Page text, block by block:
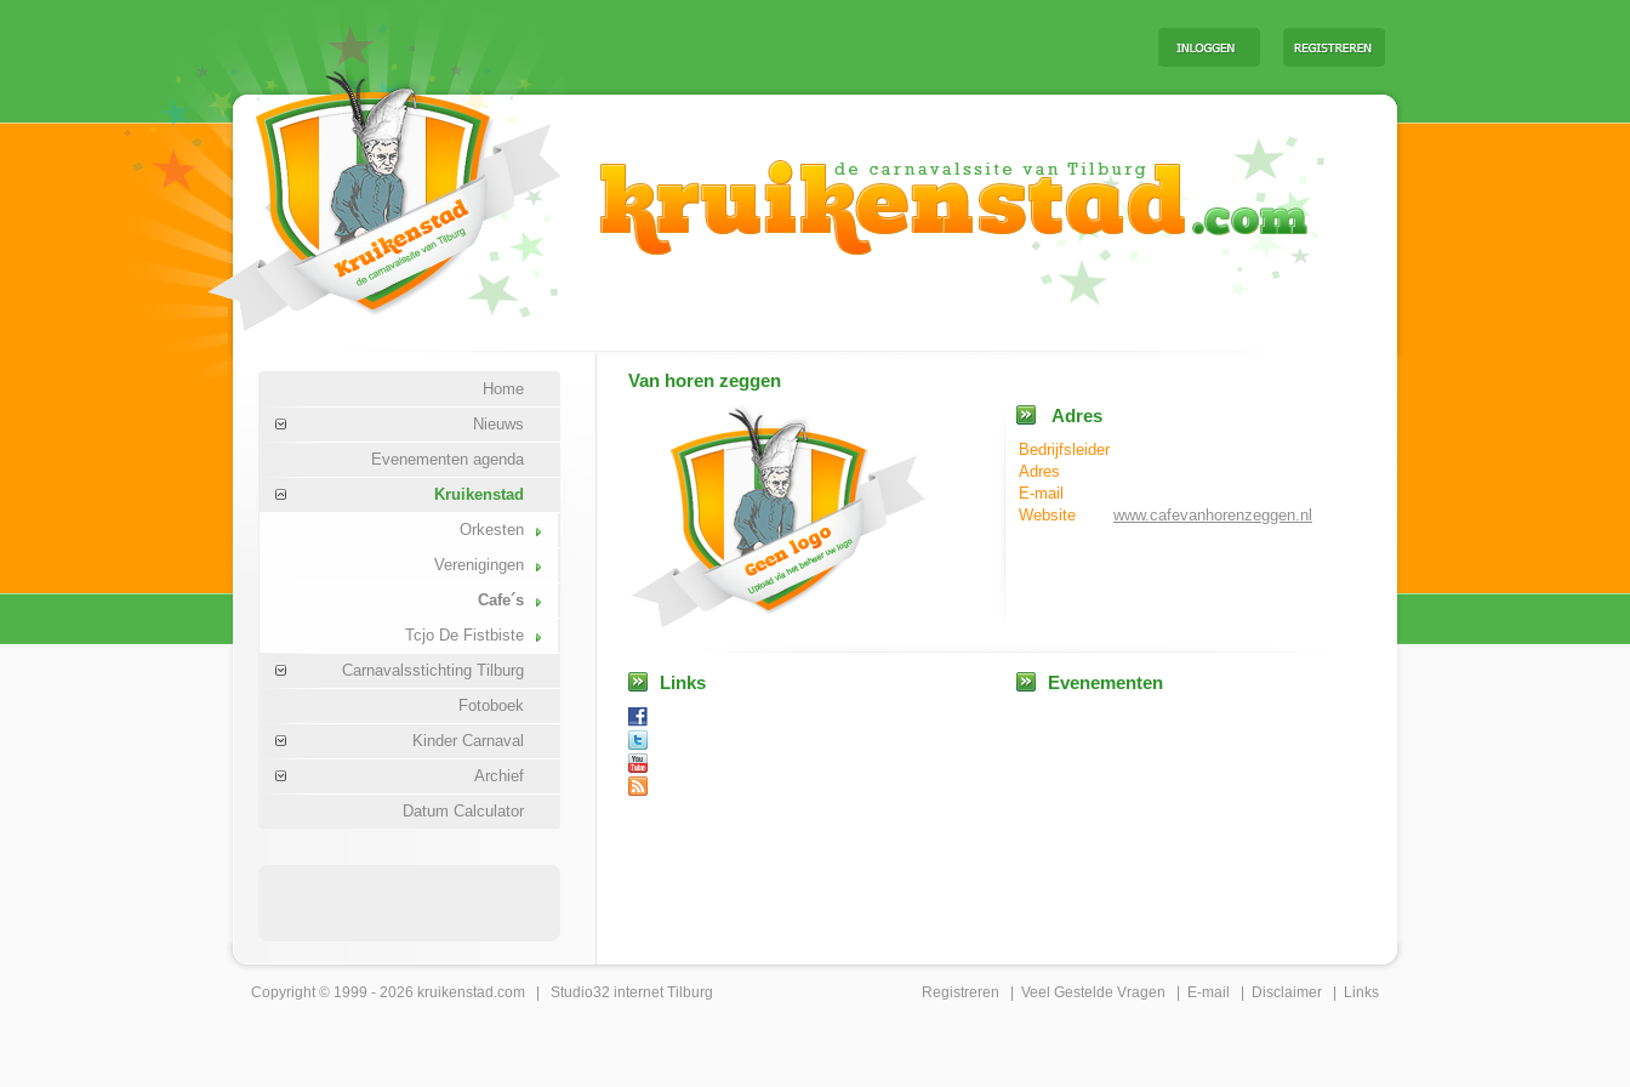
Home
Nieuws
Evenementen agenda
Kruikenstad
Orkesten
Verenigingen
Cafe´s
Tcjo De Fistbiste
Carnavalsstichting Tilburg
Fotoboek
Kinder Carnaval
Archief
Datum Calculator
Van horen zeggen
Adres
Bedrijfsleider
Adres
E-mail
Website
www.cafevanhorenzeggen.nl
Links Evenementen
Copyright © 1999 - 2026 kruikenstad .com | Studio32 internet Tilburg Registreren Veel Gestelde Vragen E-mail Disclaimer Links